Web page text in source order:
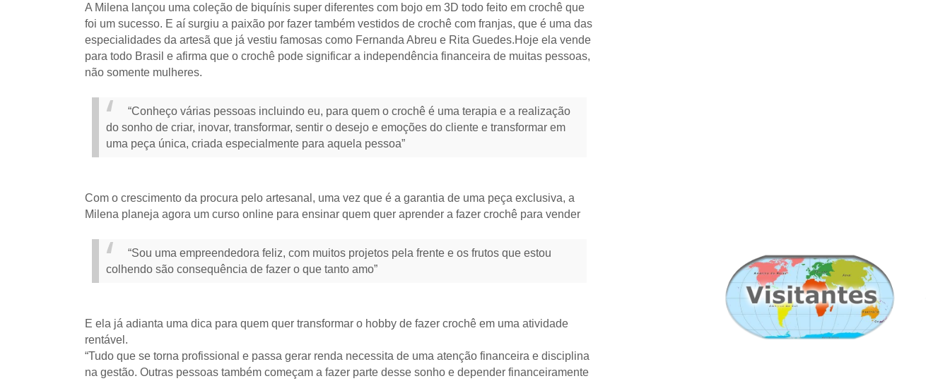
A Milena lançou uma coleção de biquínis super diferentes com bojo em 3D todo feito em crochê que
foi um sucesso. E aí surgiu a paixão por fazer também vestidos de crochê com franjas, que é uma das
especialidades da artesã que já vestiu famosas como Fernanda Abreu e Rita Guedes.Hoje ela vende
para todo Brasil e afirma que o crochê pode significar a independência financeira de muitas pessoas,
não somente mulheres.
“Conheço várias pessoas incluindo eu, para quem o crochê é uma terapia e a realização
do sonho de criar, inovar, transformar, sentir o desejo e emoções do cliente e transformar em
uma peça única, criada especialmente para aquela pessoa”
Com o crescimento da procura pelo artesanal, uma vez que é a garantia de uma peça exclusiva, a
Milena planeja agora um curso online para ensinar quem quer aprender a fazer crochê para vender
“Sou uma empreendedora feliz, com muitos projetos pela frente e os frutos que estou
colhendo são consequência de fazer o que tanto amo”
E ela já adianta uma dica para quem quer transformar o hobby de fazer crochê em uma atividade
rentável.
“Tudo que se torna profissional e passa gerar renda necessita de uma atenção financeira e disciplina
na gestão. Outras pessoas também começam a fazer parte desse sonho e depender financeiramente